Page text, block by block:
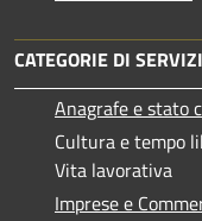
CATEGORIE DI
Anagrafe e stato
Cultura e tempo
Vita lavorativa
Imprese e